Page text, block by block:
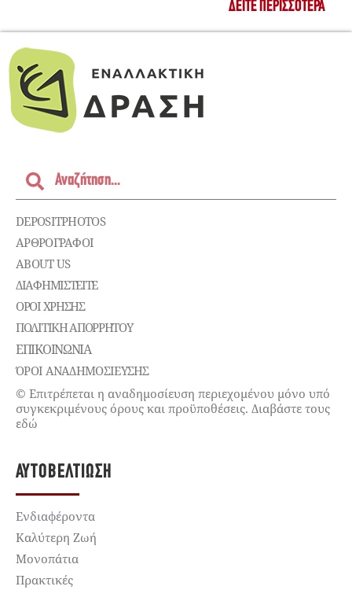
ΔΕΊΤΕ ΠΕΡΙΣΣΌΤΕΡΑ
DEPOSITPHOTOS
ΑΡΘΡΟΓΡΑΦΟΙ
ABOUT US
ΔΙΑΦΗΜΙΣΤΕΊΤΕ
ΌΡΟΙ ΧΡΉΣΗΣ
ΠΟΛΙΤΙΚΉ ΑΠΟΡΡΉΤΟΥ
ΕΠΙΚΟΙΝΩΝΊΑ
ΌΡΟΙ ΑΝΑΔΗΜΟΣΙΕΥΣΗΣ
© Επιτρέπεται η αναδημοσίευση περιεχομένου μόνο υπό
συγκεκριμένους όρους και προϋποθέσεις. Διαβάστε τους
εδώ
ΑΥΤΟΒΕΛΤΊΩΣΗ
Ενδιαφέροντα
Καλύτερη Ζωή
Μονοπάτια
Πρακτικές